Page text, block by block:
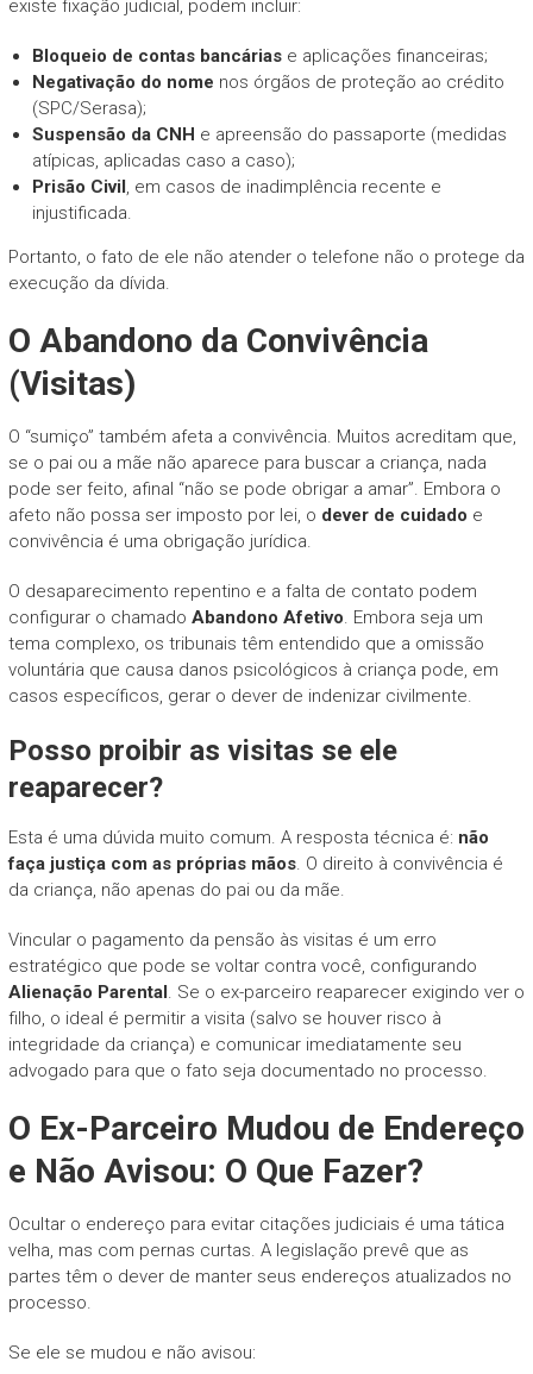
existe fixação judicial, podem incluir:
Bloqueio de contas bancáriase aplicações financeiras;
Negativação do nome nos órgãos de proteção ao crédito
(SPC/Serasa);
Suspensão da CNH e apreensão do passaporte (medidas
atípicas, aplicadas caso a caso);
Prisão Civil, em casos de inadimplência recente e
injustificada.
Portanto, o fato de ele não atender o telefone não o protege da
execução da dívida.
O Abandono da Convivência
(Visitas)
O “sumiço” também afeta a convivência. Muitos acreditam que,
se o pai ou a mãe não aparece para buscar a criança, nada
pode ser feito, afinal “não se pode obrigar a amar”. Embora o
afeto não possa ser imposto por lei, o dever de cuidado e
convivência é uma obrigação jurídica.
O desaparecimento repentino e a falta de contato podem
configurar o chamado Abandono Afetivo. Embora seja um
tema complexo, os tribunais têm entendido que a omissão
voluntária que causa danos psicológicos à criança pode, em
casos específicos, gerar o dever de indenizar civilmente.
Posso proibir as visitas se ele
reaparecer?
Esta é uma dúvida muito comum. A resposta técnica é: não
faça justiça com as próprias mãos. O direito à convivência é
da criança, não apenas do pai ou da mãe.
Vincular o pagamento da pensão às visitas é um erro
estratégico que pode se voltar contra você, configurando
Alienação Parental. Se o ex-parceiro reaparecer exigindo ver o
filho, o ideal é permitir a visita (salvo se houver risco à
integridade da criança) e comunicar imediatamente seu
advogado para que o fato seja documentado no processo.
O Ex-Parceiro Mudou de Endereço
e Não Avisou: O Que Fazer?
Ocultar o endereço para evitar citações judiciais é uma tática
velha, mas com pernas curtas. A legislação prevê que as
partes têm o dever de manter seus endereços atualizados no
processo.
Se ele se mudou e não avisou: